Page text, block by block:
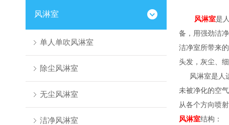
风淋室
单人单吹风淋室
除尘风淋室
无尘风淋室
洁净风淋室
风淋室是
备，用强劲洁
洁净室所带来
头发，灰尘、
风淋室是人
未被净化的空
从各个方向喷
风淋室结构：